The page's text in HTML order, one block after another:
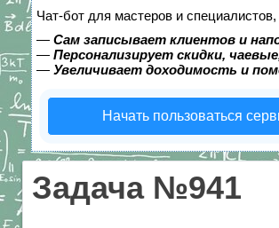
Чат-бот для мастеров и
— Сам записывает клиентов и
— Персонализирует скидки,
— Увеличивает доходимость и
Начать пользоваться
Задача №941